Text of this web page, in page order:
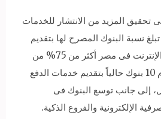
تحقيق المزيد من الانتشار للخدمات
نسبة البنوك المصرح لها بتقديم
الخدمات المصرفية عبر الإنترنت فى مصر أكثر من 75% من
البنوك، بالإضافة إلى قيام 10 بنوك حالياً بتقديم خدمات الدفع
إلى جانب توسع البنوك فى
الإلكترونية والفروع الذكية.